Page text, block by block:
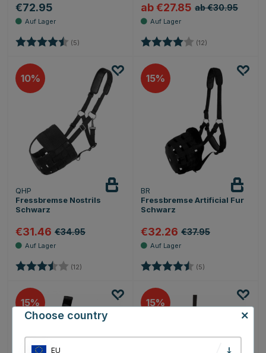
€72.95
Bewertung: (5)
ab €27.85 ab €30.95
Bewertung: (12)
10
QHP
Fressbremse Nostrils
Schwarz
€31.46 €34.95
Bewertung: (12) 3.8 von 5 Sternen
15
BR
Fressbremse Artificial Fur
Schwarz
€32.26 €37.95
Bewertung: (5)
15 15
Choose country
EU